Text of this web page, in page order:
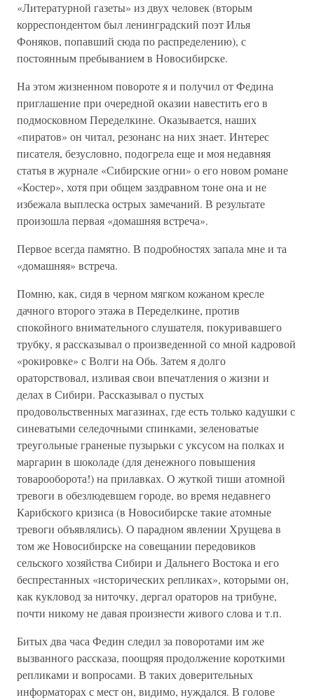
«Литературной газеты» из двух человек (вторым
корреспондентом был ленинградский поэт Илья
Фоняков, попавший сюда по распределению), с
постоянным пребыванием в Новосибирске.
На этом жизненном повороте я и получил от Федина
приглашение при очередной оказии навестить его в
подмосковном Переделкине. Оказывается, наших
«пиратов» он читал, резонанс на них знает. Интерес
писателя, безусловно, подогрела еще и моя недавняя
статья в журнале «Сибирские огни» о его новом романе
«Костер», хотя при общем заздравном тоне она и не
избежала выплеска острых замечаний. В результате
произошла первая «домашняя встреча».
Первое всегда памятно. В подробностях запала мне и та
«домашняя» встреча.
Помню, как, сидя в черном мягком кожаном кресле
дачного второго этажа в Переделкине, против
спокойного внимательного слушателя, покуривавшего
трубку, я рассказывал о произведенной со мной кадровой
«рокировке» с Волги на Обь. Затем я долго
ораторствовал, изливая свои впечатления о жизни и
делах в Сибири. Рассказывал о пустых
продовольственных магазинах, где есть только кадушки с
синеватыми селедочными спинками, зеленоватые
треугольные граненые пузырьки с уксусом на полках и
маргарин в шоколаде (для денежного повышения
товарооборота!) на прилавках. О жуткой тиши атомной
тревоги в обезлюдевшем городе, во время недавнего
Карибского кризиса (в Новосибирске такие атомные
тревоги объявлялись). О парадном явлении Хрущева в
том же Новосибирске на совещании передовиков
сельского хозяйства Сибири и Дальнего Востока и его
беспрестанных «исторических репликах», которыми он,
как кукловод за ниточку, дергал ораторов на трибуне,
почти никому не давая произнести живого слова и т.п.
Битых два часа Федин следил за поворотами им же
вызванного рассказа, поощряя продолжение короткими
репликами и вопросами. В таких доверительных
информаторах с мест он, видимо, нуждался. В голове